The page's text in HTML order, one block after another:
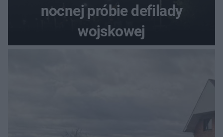
nocnej próbie defilady
wojskowej